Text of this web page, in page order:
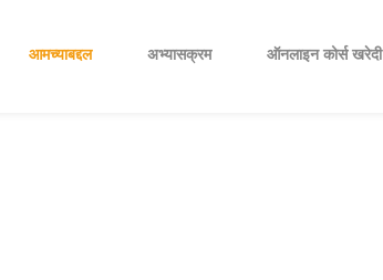
आमच्याबद्दल अभ्यासक्रम ऑनलाइन कोर्स खरेदी